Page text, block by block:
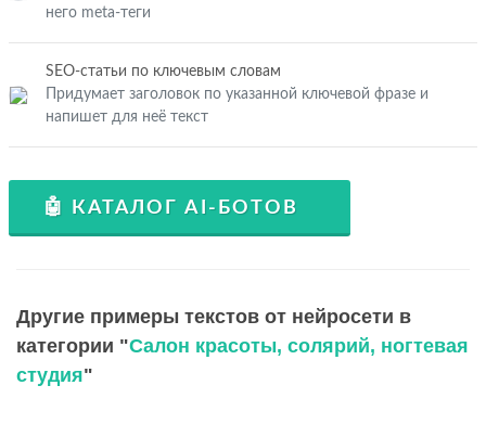
него meta-теги
SEO-статьи по ключевым словам
Придумает заголовок по указанной ключевой фразе и
напишет для неё текст
🤖 КАТАЛОГ AI-БОТОВ
Другие примеры текстов от нейросети в
категории "Салон красоты, солярий, ногтевая
студия"